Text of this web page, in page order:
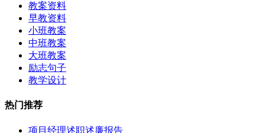
教案资料
早教资料
小班教案
中班教案
大班教案
励志句子
教学设计
热门推荐
项目经理述职述廉报告